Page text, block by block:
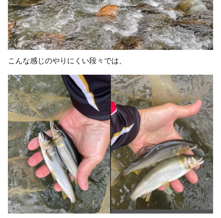
こんな感じのやりにくい段々では、